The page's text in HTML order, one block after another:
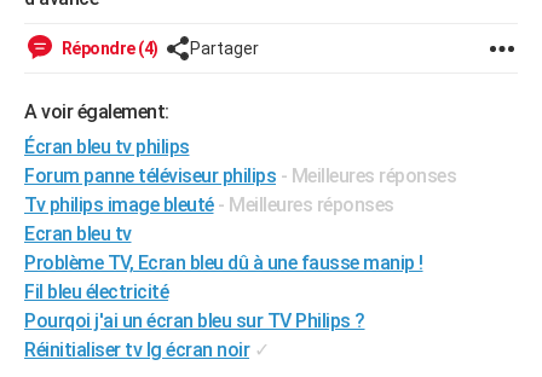
Art de vivre
Bien-être
Loisirs
Mode
Modes de vie
Alimentation
Guide de la santé
Maladies
Médicaments
Sommeil
VOYAGE
Destinations
City break
Voyage nature
Voyage de noces
Forum
Climat
+PHOTO
GUIDES D'ACHAT
BONS PLANS
CARTE DE VOEUX
Carte de Noël
Carte Bonne année
Carte Saint-Valentin
Carte Pâques
Carte d'anniversaire
DICTIONNAIRE
Dictionnaire
Biographies
Citations
Expressions
Proverbes
PROGRAMME TV
Répondre (4) Partager
A voir également:
Écran bleu tv philips
Forum panne téléviseur philips - Meilleures réponses
Tv philips image bleuté - Meilleures réponses
Ecran bleu tv
Problème TV, Ecran bleu dû à une fausse manip !
Fil bleu électricité
Pourqoi j'ai un écran bleu sur TV Philips ?
Réinitialiser tv lg écran noir ✓